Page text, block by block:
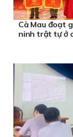
Cà Mau đoạt
ninh trật tự ở